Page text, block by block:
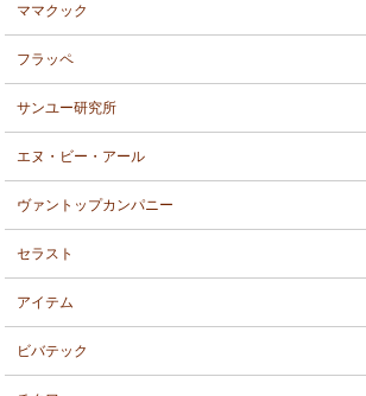
ママクック
フラッペ
サンユー研究所
エヌ・ビー・アール
ヴァントップカンパニー
セラスト
アイテム
ビバテック